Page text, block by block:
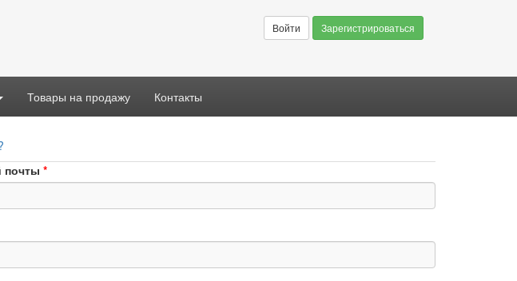
Войти Зарегистрироваться
Товары на продажу Контакты
почты *